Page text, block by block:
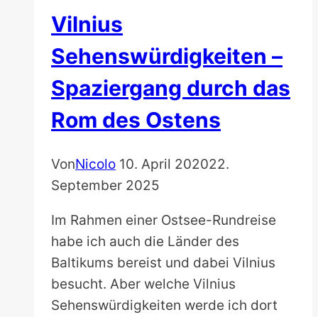
Vilnius
Sehenswürdigkeiten –
Spaziergang durch das
Rom des Ostens
VonNicolo 10. April 202022.
September 2025
Im Rahmen einer Ostsee-Rundreise
habe ich auch die Länder des
Baltikums bereist und dabei Vilnius
besucht. Aber welche Vilnius
Sehenswürdigkeiten werde ich dort